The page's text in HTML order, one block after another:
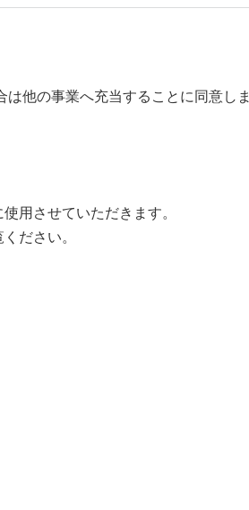
他の事業へ充当することに同意しま
用させていただきます。
ださい。